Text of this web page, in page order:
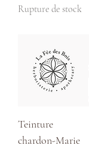
Rupture de stock
Teinture
chardon-Marie